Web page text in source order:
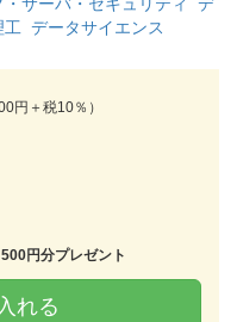
工 データサイエンス
円＋税10％）
円分プレゼント
れる